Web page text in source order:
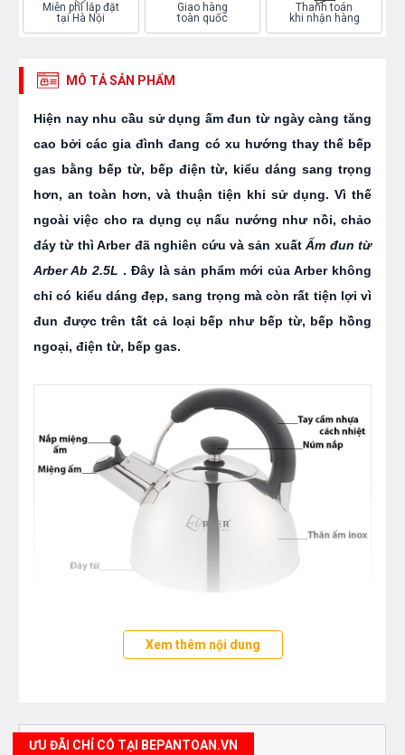
Miễn phí lắp đặt
tại Hà Nội
Giao hàng
toàn quốc
Thanh toán
khi nhận hàng
MÔ TẢ SẢN PHẨM
Hiện nay nhu cầu sử dụng ấm đun từ ngày càng tăng
cao bởi các gia đình đang có xu hướng thay thế bếp
gas bằng bếp từ, bếp điện từ, kiểu dáng sang trọng
hơn, an toàn hơn, và thuận tiện khi sử dụng. Vì thế
ngoài việc cho ra dụng cụ nấu nướng như nồi, chảo
đáy từ thì Arber đã nghiên cứu và sản xuấtẤm đun từ
Arber Ab 2.5L . Đây là sản phẩm mới của Arber không
chỉ có kiểu dáng đẹp, sang trọng mà còn rất tiện lợi vì
đun được trên tất cả loại bếp như bếp từ, bếp hồng
ngoại, điện từ, bếp gas.
Ấm đun nước đáy từ Arber 2.5Lthiết kế hiện đại, sang
trọng, kiểu dáng vô cùng đẹp và hiện đại, vòi và nắp ấm là
inox 304 cao cấp, chuyên dùng trong y tế nên tuyệt đối an
Xem thêm nội dung
ƯU ĐÃI CHỈ CÓ TẠI BEPANTOAN.VN